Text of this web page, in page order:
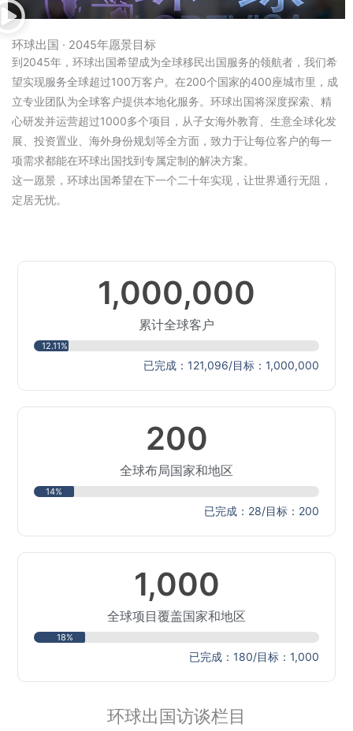
环球出国 · 2045年愿景目标
到2045年，环球出国希望成为全球移民出国服务的领航者，我们希
望实现服务全球超过100万客户。在200个国家的400座城市里，成
立专业团队为全球客户提供本地化服务。环球出国将深度探索、精
心研发并运营超过1000多个项目，从子女海外教育、生意全球化发
展、投资置业、海外身份规划等全方面，致力于让每位客户的每一
项需求都能在环球出国找到专属定制的解决方案。
这一愿景，环球出国希望在下一个二十年实现，让世界通行无阻，
定居无忧。
累计全球客户
1,000,000
12.11%
已完成：121,096/目标：1,000,000
全球布局国家和地区
200
14%
已完成：28/目标：200
全球项目覆盖国家和地区
1,000
18%
已完成：180/目标：1,000
环球出国访谈栏目